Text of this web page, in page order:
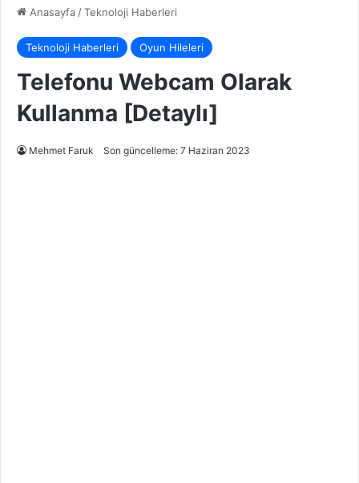
Anasayfa /Teknoloji Haberleri
Teknoloji Haberleri Oyun Hileleri
Telefonu Webcam Olarak
Kullanma [Detaylı]
Mehmet Faruk Son güncelleme: 7 Haziran 2023